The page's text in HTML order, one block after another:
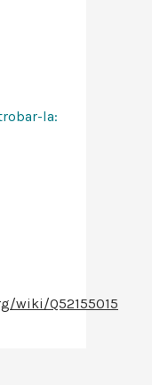
la:
wiki/Q52155015